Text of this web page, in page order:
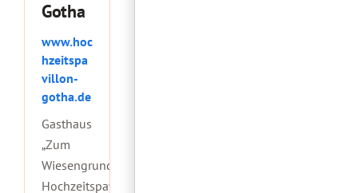
Gotha
www.hoc
hzeitspa
villon-
gotha.de
Gasthaus
„Zum
Wiesengrund“
Hochzeitspavillon